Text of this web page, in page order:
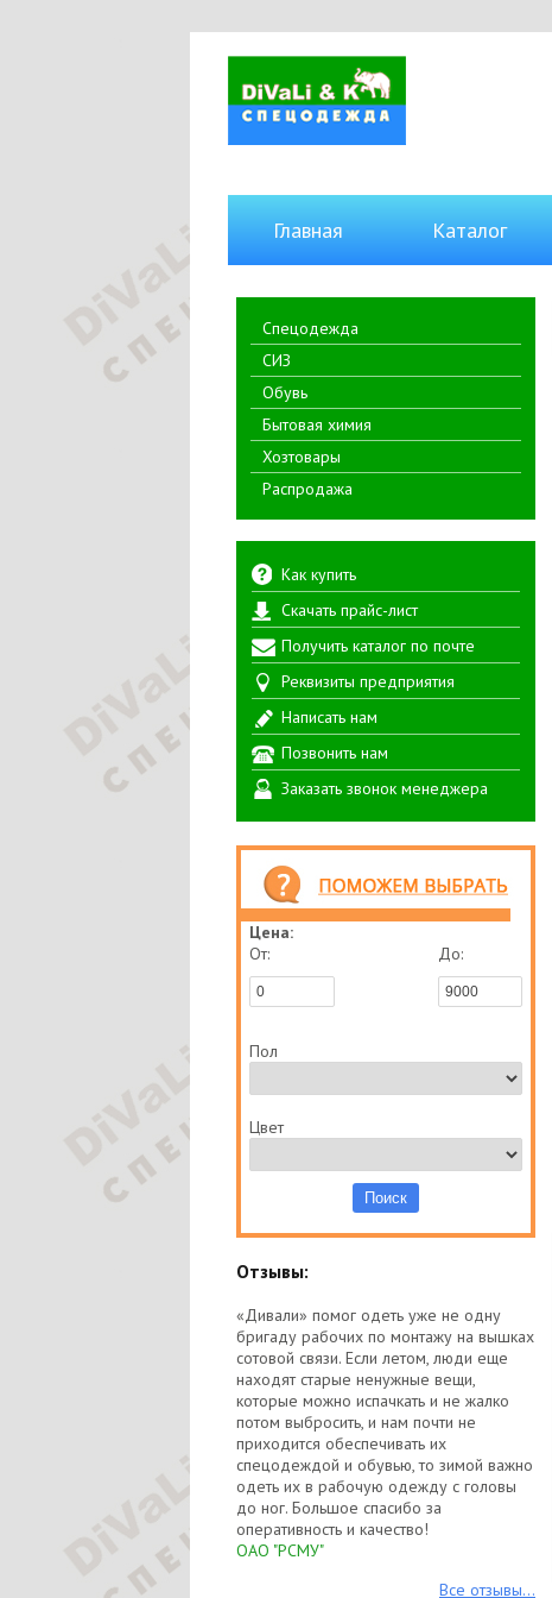
Главная Каталог
Спецодежда
СИЗ
Обувь
Бытовая химия
Хозтовары
Распродажа
Как купить
Скачать прайс-лист
Получить каталог по почте
Реквизиты предприятия
Написать нам
Позвонить нам
Заказать звонок менеджера
Цена:
От:
До:
Пол
Цвет
Отзывы:
«Дивали» помог одеть уже не одну
бригаду рабочих по монтажу на вышках
сотовой связи. Если летом, люди еще
находят старые ненужные вещи,
которые можно испачкать и не жалко
потом выбросить, и нам почти не
приходится обеспечивать их
спецодеждой и обувью, то зимой важно
одеть их в рабочую одежду с головы
до ног. Большое спасибо за
оперативность и качество!
ОАО "РСМУ"
Все отзывы...